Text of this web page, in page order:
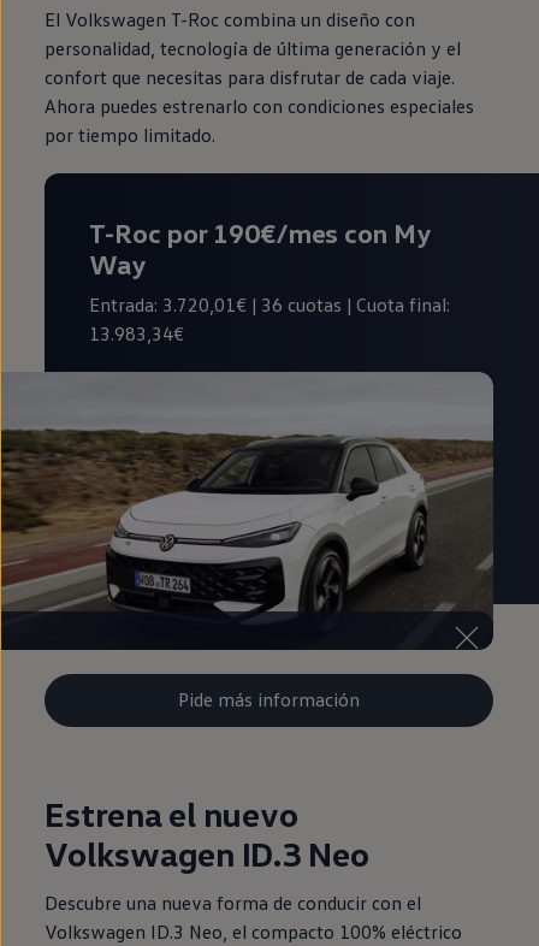
El Volkswagen T-Roc combina un diseño con
personalidad, tecnología de última generación y el
confort que necesitas para disfrutar de cada viaje.
Ahora puedes estrenarlo con condiciones especiales
por tiempo limitado.
Pide más información
T-Roc por 190€/mes con My
Way
Entrada: 3.720,01€ | 36 cuotas | Cuota final:
13.983,34€
Estrena el nuevo
Volkswagen ID.3 Neo
Descubre una nueva forma de conducir con el
Volkswagen ID.3 Neo, el compacto 100% eléctrico